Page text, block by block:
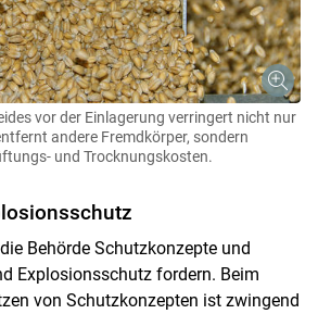
vor der Einlagerung verringert nicht nur
andere Fremdkörper, sondern
und Trocknungskosten.
Behörde Schutzkonzepte und
Explosionsschutz fordern. Beim
von Schutzkonzepten ist zwingend